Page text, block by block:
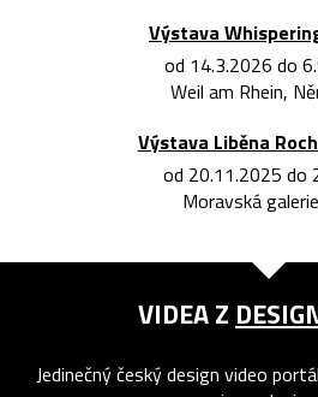
Výstava
od 14.3.2026 do
Weil am Rhein,
Výstava Liběna
od 20.11.2025 do
Moravská
VIDEA Z
Jedinečný český design video